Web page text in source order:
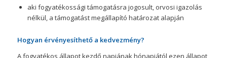
aki fogyatékossági támogatásra jogosult, orvosi igazolás
nélkül, a támogatást megállapító határozat alapján
Hogyan érvényesíthető a kedvezmény?
A fogyatékos állapot kezdő napjának hónapjától ezen állapot